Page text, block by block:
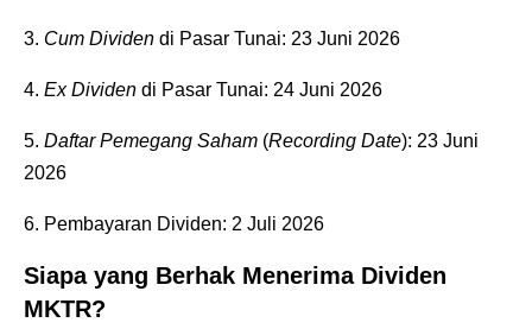
3. Cum Dividen di Pasar Tunai: 23 Juni 2026
4. Ex Dividen di Pasar Tunai: 24 Juni 2026
5. Daftar Pemegang Saham (Recording Date): 23 Juni
2026
6. Pembayaran Dividen: 2 Juli 2026
Siapa yang Berhak Menerima Dividen
MKTR?